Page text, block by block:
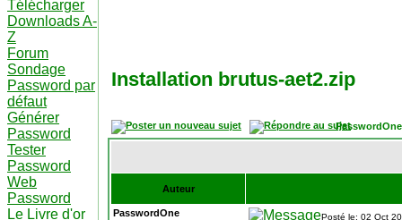
Télécharger
Downloads A-
Z
Forum
Sondage
Password par
défaut
Générer
Password
Tester
Password
Web
Password
Le Livre d'or
Installation brutus-aet2.zip
Auteur
PasswordOne Posté le: 02 Oct